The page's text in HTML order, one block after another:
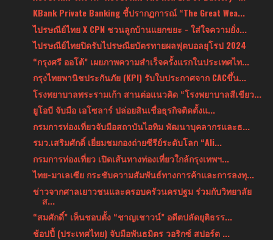
KBank Private Banking ชี้ปรากฏการณ์ “The Great Wea...
ไปรษณีย์ไทย X CPN ชวนลูกบ้านแยกขยะ - ใส่ใจความยั่ง...
ไปรษณีย์ไทยปิดรับไปรษณียบัตรทายผลฟุตบอลยุโรป 2024
“กรุงศรี ออโต้” เผยภาพความสำเร็จครั้งแรกในประเทศไท...
กรุงไทยพานิชประกันภัย (KPI) รับใบประกาศจาก CACขึ้น...
โรงพยาบาลพระรามเก้า สานต่อแนวคิด “โรงพยาบาลสีเขียว...
ยูโอบี จับมือ เอโซลาร์ ปล่อยสินเชื่อธุรกิจติดตั้งแ...
กรมการท่องเที่ยวจับมือสถาบันไอทิม พัฒนาบุคลากรและธ...
รมว.เสริมศักดิ์ เยี่ยมชมกองถ่ายซีรีย์ระดับโลก “Ali...
กรมการท่องเที่ยว เปิดเส้นทางท่องเที่ยวใกล้กรุงเทพฯ...
ไทย-มาเลเซีย กระชับความสัมพันธ์ทางการค้าและการลงทุ...
ข่าวจากศาลเยาวชนและครอบครัวนครปฐม ร่วมกับวิทยาลัย
ส...
“สมศักดิ์” เห็นชอบตั้ง “ชาญเชาวน์” อดีตปลัดยุติธรร...
ช้อปปี้ (ประเทศไทย) จับมือพันธมิตร วอริกซ์ สปอร์ต ...